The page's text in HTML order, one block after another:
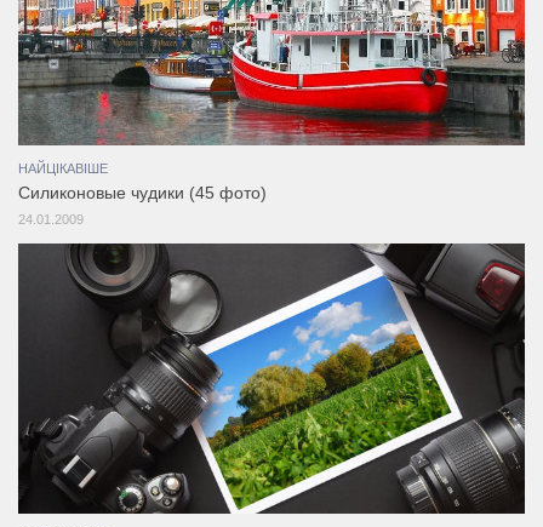
НАЙЦІКАВІШЕ
Силиконовые чудики (45 фото)
24.01.2009